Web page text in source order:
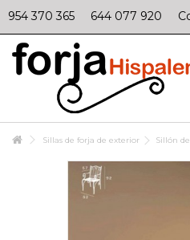
954 370 365 644 077 920
Sillas de forja de exterior Sillón